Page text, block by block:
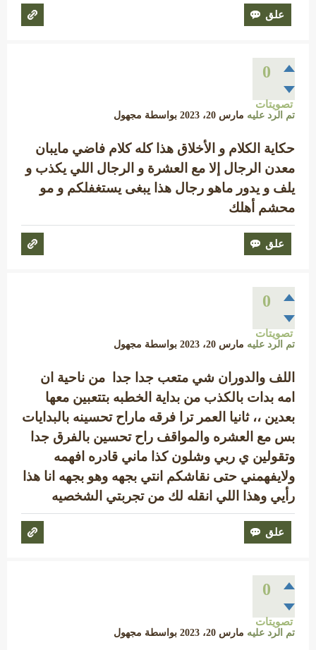
0
تصويتات
تم الرد عليه مارس 20، 2023 بواسطة مجهول
حكاية الكلام و الأخلاق هذا كله كلام فاضي مايبان
معدن الرجال إلا مع العشرة و الرجال اللي يكذب و
يلف و يدور ماهو رجال هذا يبغى يستغفلكم و مو
محشم أهلك
0
تصويتات
تم الرد عليه مارس 20، 2023 بواسطة مجهول
اللف والدوران شي متعب جدا جدا من ناحية ان
امه بدات بالكذب من بداية الخطبه بتتعبين معها
بعدين ،، ثانيا العمر ترا فرقه ماراح تحسينه بالبدايات
بس مع العشره والمواقف راح تحسين بالفرق جدا
وتقولين ي ربي وشلون كذا ماني قادره افهمه
ولايفهمني حتى نقاشكم انتي بجهه وهو بجهه انا هذا
رأيي وهذا اللي انقله لك من تجربتي الشخصيه
0
تصويتات
تم الرد عليه مارس 20، 2023 بواسطة مجهول